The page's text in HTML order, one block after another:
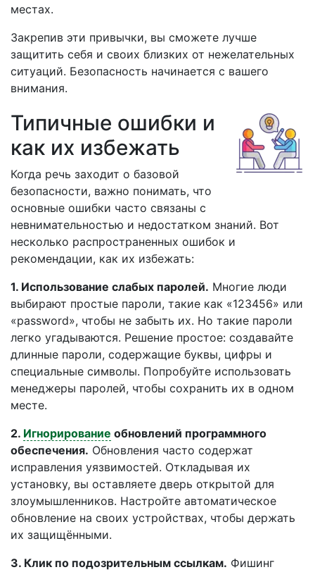
местах.
Закрепив эти привычки, вы сможете лучше
защитить себя и своих близких от нежелательных
ситуаций. Безопасность начинается с вашего
внимания.
Типичные ошибки и
как их избежать
Когда речь заходит о базовой
безопасности, важно понимать, что
основные ошибки часто связаны с
невнимательностью и недостатком знаний. Вот
несколько распространенных ошибок и
рекомендации, как их избежать:
1. Использование слабых паролей. Многие люди
выбирают простые пароли, такие как «123456» или
«password», чтобы не забыть их. Но такие пароли
легко угадываются. Решение простое: создавайте
длинные пароли, содержащие буквы, цифры и
специальные символы. Попробуйте использовать
менеджеры паролей, чтобы сохранить их в одном
месте.
2. Игнорирование обновлений программного
обеспечения. Обновления часто содержат
исправления уязвимостей. Откладывая их
установку, вы оставляете дверь открытой для
злоумышленников. Настройте автоматическое
обновление на своих устройствах, чтобы держать
их защищёнными.
3. Клик по подозрительным ссылкам. Фишинг